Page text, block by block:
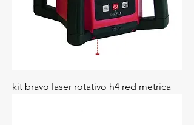
kit bravo laser rotativo h4 red metrica